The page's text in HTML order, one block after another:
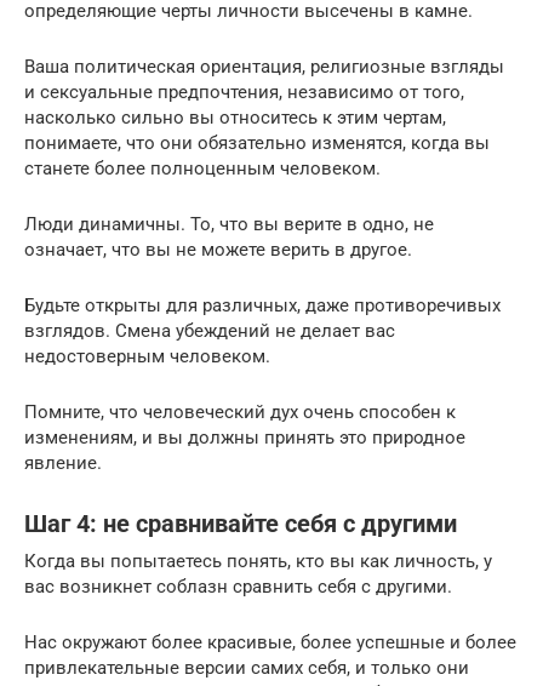
определяющие черты личности высечены в камне.
Ваша политическая ориентация, религиозные взгляды
и сексуальные предпочтения, независимо от того,
насколько сильно вы относитесь к этим чертам,
понимаете, что они обязательно изменятся, когда вы
станете более полноценным человеком.
Люди динамичны. То, что вы верите в одно, не
означает, что вы не можете верить в другое.
Будьте открыты для различных, даже противоречивых
взглядов. Смена убеждений не делает вас
недостоверным человеком.
Помните, что человеческий дух очень способен к
изменениям, и вы должны принять это природное
явление.
Шаг 4: не сравнивайте себя с другими
Когда вы попытаетесь понять, кто вы как личность, у
вас возникнет соблазн сравнить себя с другими.
Нас окружают более красивые, более успешные и более
привлекательные версии самих себя, и только они